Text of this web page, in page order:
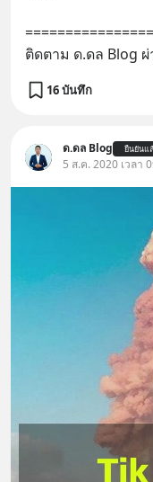
ติดตาม ด.ดล Blog ผ่
16 บันทึก
ด.ดล Blog ยืนยันแ
5 ส.ค. 2020 เวลา